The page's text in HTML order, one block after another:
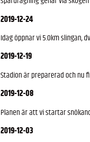
2019-12-24
Idag öppnar vi 5.0km slingan,
2019-12-19
Stadion är preparerad och nu
2019-12-08
Planen är att vi startar
2019-12-03